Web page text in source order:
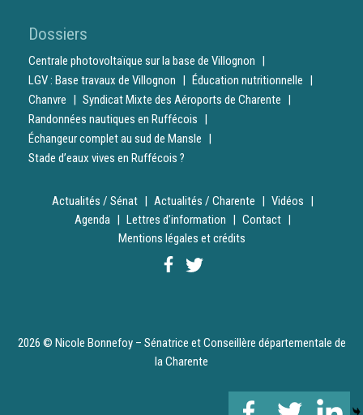
Dossiers
Centrale photovoltaïque sur la base de Villognon
LGV : Base travaux de Villognon
Éducation nutritionnelle
Chanvre
Syndicat Mixte des Aéroports de Charente
Randonnées nautiques en Ruffécois
Échangeur complet au sud de Mansle
Stade d’eaux vives en Ruffécois ?
Actualités / Sénat Actualités / Charente
Vidéos
Agenda
Lettres d’information
Contact
Mentions légales et crédits
2026 © Nicole Bonnefoy – Sénatrice et Conseillère départementale de
la Charente